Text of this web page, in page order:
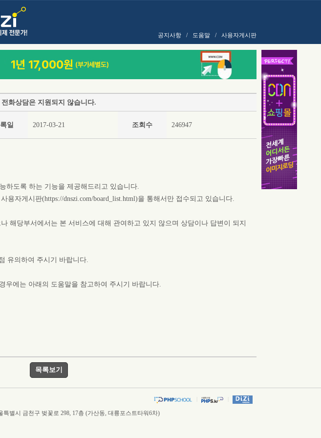
공지사항 / 도움말 / 사용자게시판
전화상담은 지원되지 않습니다.
일 2017-03-21 조회수 246947
하도록 하는 기능을 제공해드리고 있습니다.
용자게시판(https://dnszi.com/board_list.html)을 통해서만 접수되고 있습니다.
해당부서에서는 본 서비스에 대해 관여하고 있지 않으며 상담이나 답변이 되지
유의하여 주시기 바랍니다.
우에는 아래의 도움말을 참고하여 주시기 바랍니다.
목록보기
별시 금천구 벚꽃로 298, 17층 (가산동, 대륭포스트타워6차)